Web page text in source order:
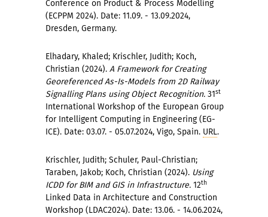
Conference on Product & Process Modelling
(ECPPM 2024). Date: 11.09. - 13.09.2024,
Dresden, Germany.
Elhadary, Khaled; Krischler, Judith; Koch,
Christian (2024). A Framework for Creating
Georeferenced As-Is-Models from 2D Railway
Signalling Plans using Object Recognition. 31st
International Workshop of the European Group
for Intelligent Computing in Engineering (EG-
ICE). Date: 03.07. - 05.07.2024, Vigo, Spain. URL.
Krischler, Judith; Schuler, Paul-Christian;
Taraben, Jakob; Koch, Christian (2024). Using
ICDD for BIM and GIS in Infrastructure. 12th
Linked Data in Architecture and Construction
Workshop (LDAC2024). Date: 13.06. - 14.06.2024,